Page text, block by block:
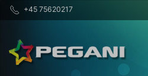
+45 75620217